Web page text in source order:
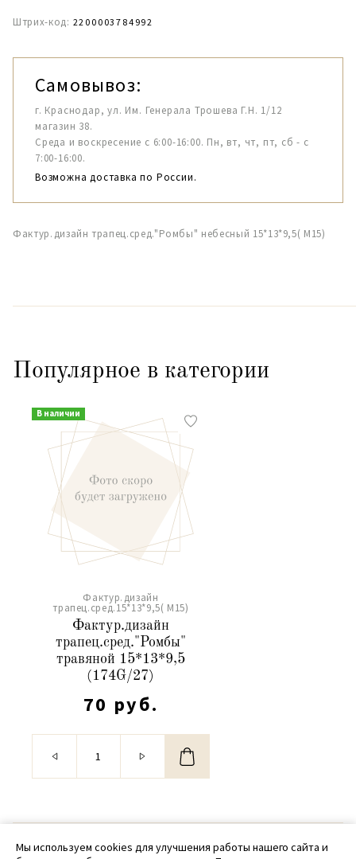
Штрих-код: 2200003784992
Самовывоз:
г. Краснодар, ул. Им. Генерала Трошева Г.Н. 1/12
магазин 38.
Среда и воскресение с 6:00-16:00. Пн, вт, чт, пт, сб - с
7:00-16:00.
Возможна доставка по России.
Фактур.дизайн трапец.сред."Ромбы" небесный 15*13*9,5( М15)
Популярное в категории
В наличии
Фактур.дизайн
трапец.сред.15*13*9,5( М15)
Фактур.дизайн
трапец.сред."Ромбы"
травяной 15*13*9,5
(174G/27)
70 руб.
© 2020 - 2026 SamPack
Мы используем cookies для улучшения работы нашего сайта и